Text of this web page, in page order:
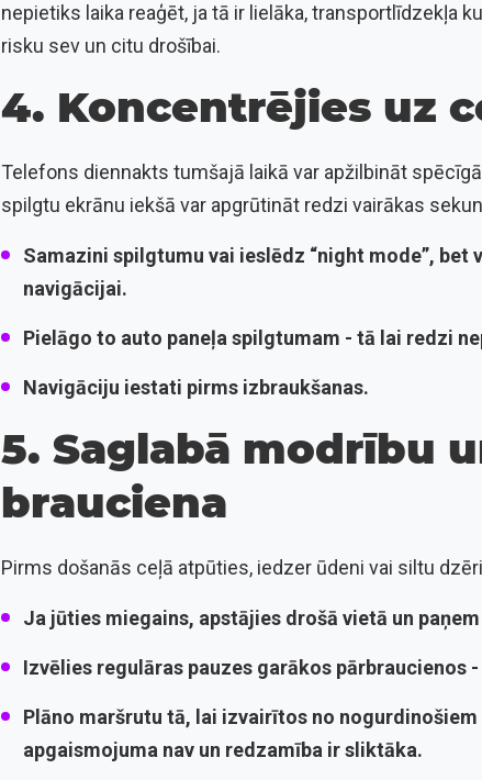
nepietiks laika reaģēt, ja tā ir lielāka, transportlīdzekļa
risku sev un citu drošībai.
4. Koncentrējies uz
Telefons diennakts tumšajā laikā var apžilbināt
spilgtu ekrānu iekšā var apgrūtināt redzi vairākas
Samazini spilgtumu vai ieslēdz “night mode”,
navigācijai.
Pielāgo to auto paneļa spilgtumam - tā lai redzi
Navigāciju iestati pirms izbraukšanas.
5. Saglabā modrību
brauciena
Pirms došanās ceļā atpūties, iedzer ūdeni vai siltu
Ja jūties miegains, apstājies drošā vietā un
Izvēlies regulāras pauzes garākos pārbraucienos
Plāno maršrutu tā, lai izvairītos no
apgaismojuma nav un redzamība ir sliktāka.